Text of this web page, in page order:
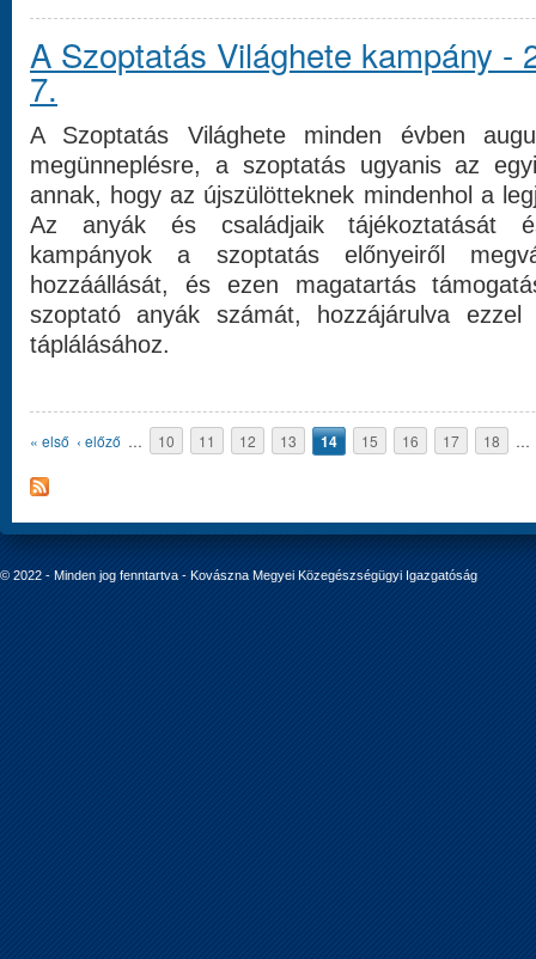
A Szoptatás Világhete kampány -
7.
A Szoptatás Világhete minden évben
megünneplésre, a szoptatás ugyanis az
annak, hogy az újszülötteknek mindenhol a
Az anyák és családjaik tájékoztatását
kampányok a szoptatás előnyeiről
hozzáállását, és ezen magatartás
szoptató anyák számát, hozzájárulva
táplálásához.
Oldalak
« első ‹ előző … 10 11 12 13 14 15 16 17 18 …
© 2022 - Minden jog fenntartva - Kovászna Megyei Közegészségügyi Igazgatóság